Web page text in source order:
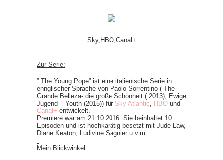
Sky,HBO,Canal+
Zur Serie:
” The Young Pope” ist eine italienische Serie in
ennglischer Sprache von Paolo Sorrentino ( The
Grande Belleza- die große Schönheit ( 2013); Ewige
Jugend – Youth (2015)) für Sky Atlantic, HBO und
Canal+ entwickelt.
Premiere war am 21.10.2016. Sie beinhaltet 10
Episoden und ist hochkarätig besetzt mit Jude Law,
Diane Keaton, Ludivine Sagnier u.v.m.
Mein Blickwinkel :